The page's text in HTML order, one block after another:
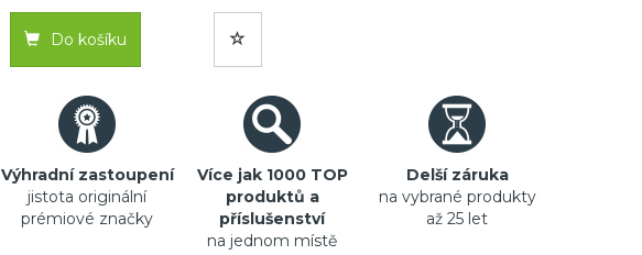
Do košíku
Výhradní zastoupení
jistota originální
prémiové značky
Více jak 1000 TOP
produktů a
příslušenství
na jednom místě
Delší záruka
na vybrané produkty
až 25 let